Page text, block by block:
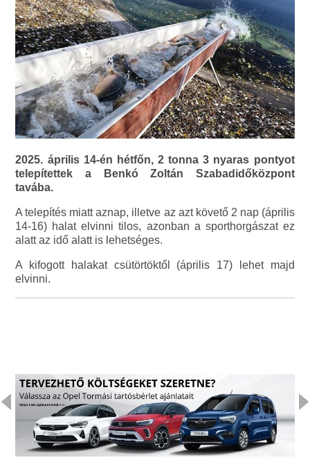
2025. április 14-én hétfőn, 2 tonna 3 nyaras pontyot
telepítettek a Benkó Zoltán Szabadidőközpont
tavába.
A telepítés miatt aznap, illetve az azt követő 2 nap (április
14-16) halat elvinni tilos, azonban a sporthorgászat ez
alatt az idő alatt is lehetséges.
A kifogott halakat csütörtöktől (április 17) lehet majd
elvinni.